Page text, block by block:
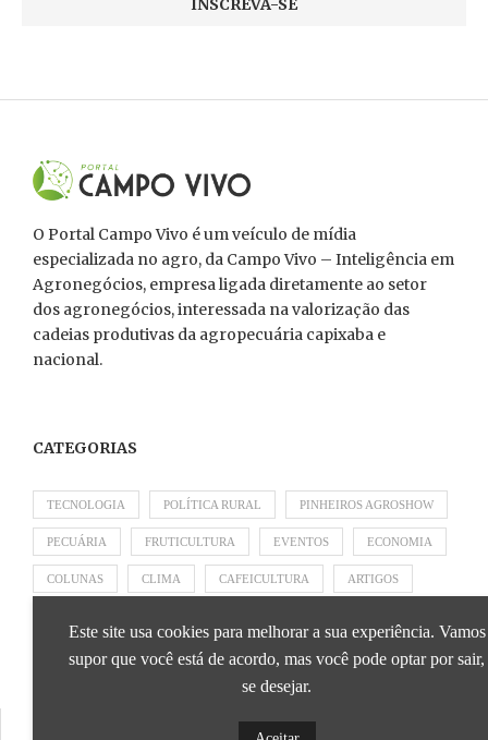
O Portal Campo Vivo é um veículo de mídia
especializada no agro, da Campo Vivo – Inteligência em
Agronegócios, empresa ligada diretamente ao setor
dos agronegócios, interessada na valorização das
cadeias produtivas da agropecuária capixaba e
nacional.
CATEGORIAS
TECNOLOGIA POLÍTICA RURAL PINHEIROS AGROSHOW
PECUÁRIA FRUTICULTURA EVENTOS ECONOMIA
COLUNAS CLIMA CAFEICULTURA ARTIGOS
APRESENTADO POR BRAPEX
Este site usa cookies para melhorar a sua experiência. Vamos
supor que você está de acordo, mas você pode optar por sair,
se desejar.